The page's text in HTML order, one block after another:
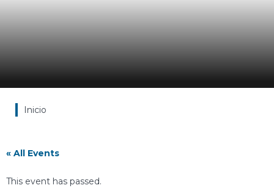
Inicio
« All Events
This event has passed.